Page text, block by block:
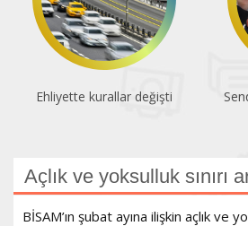
Ehliyette kurallar değişti
Açlık ve yoksulluk sınırı
BİSAM’ın şubat ayına ilişkin açlık ve